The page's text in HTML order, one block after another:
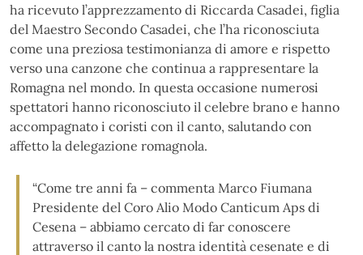
ha ricevuto l’apprezzamento di Riccarda Casadei, figlia
del Maestro Secondo Casadei, che l’ha riconosciuta
come una preziosa testimonianza di amore e rispetto
verso una canzone che continua a rappresentare la
Romagna nel mondo. In questa occasione numerosi
spettatori hanno riconosciuto il celebre brano e hanno
accompagnato i coristi con il canto, salutando con
affetto la delegazione romagnola.
“Come tre anni fa – commenta Marco Fiumana
Presidente del Coro Alio Modo Canticum Aps di
Cesena – abbiamo cercato di far conoscere
attraverso il canto la nostra identità cesenate e di